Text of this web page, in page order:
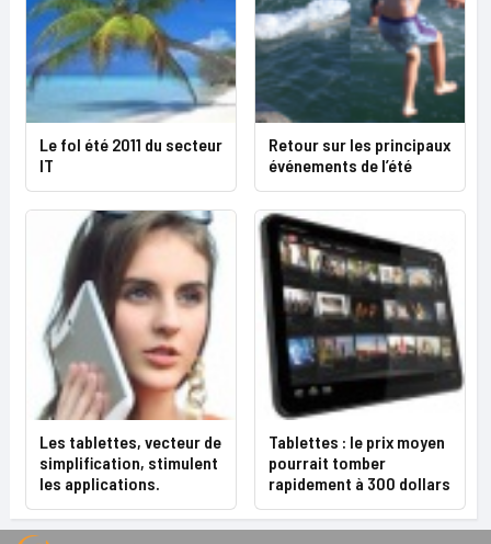
Le fol été 2011 du secteur
IT
Retour sur les principaux
événements de l’été
Les tablettes, vecteur de
simplification, stimulent
les applications.
Tablettes : le prix moyen
pourrait tomber
rapidement à 300 dollars